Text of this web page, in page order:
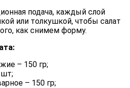
подача, каждый слой
или толкушкой, чтобы салат
как снимем форму.
– 150 гр;
шт;
– 150 гр;